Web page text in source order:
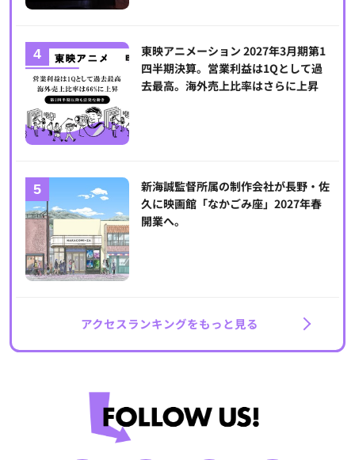
東映アニメーション 2027年3月期第1
四半期決算。営業利益は1Qとして過
去最高。海外売上比率はさらに上昇
新海誠監督所属の制作会社が長野・佐
久に映画館「なかごみ座」2027年春
開業へ。
アクセスランキングをもっと見る